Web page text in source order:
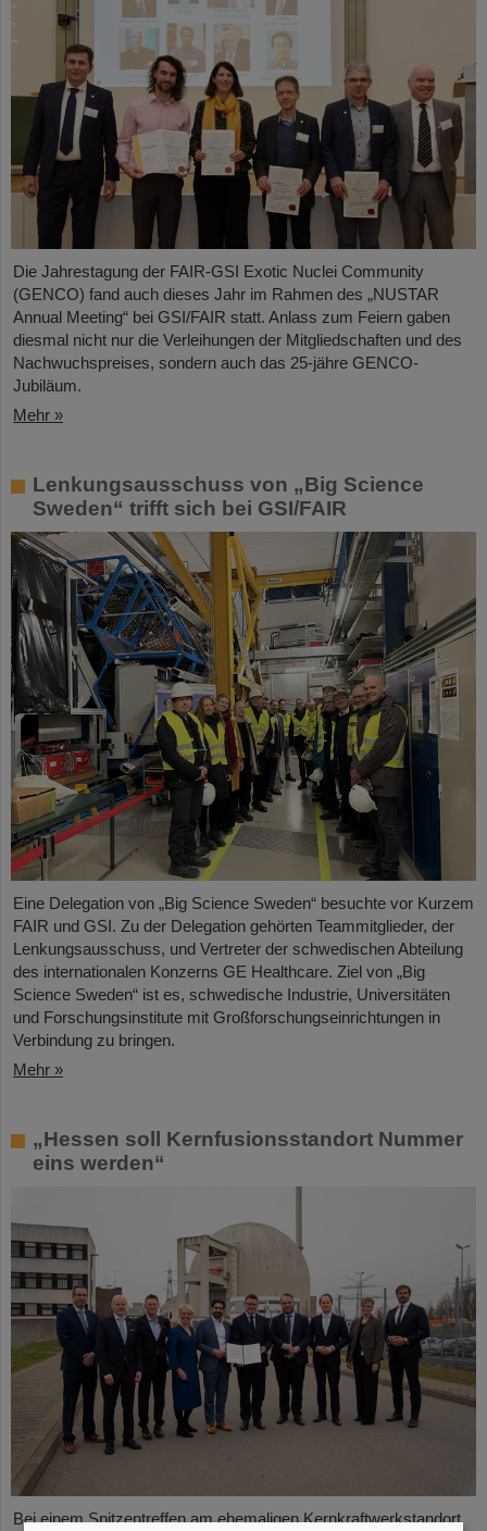
Die Jahrestagung der FAIR-GSI Exotic Nuclei Community
(GENCO) fand auch dieses Jahr im Rahmen des „NUSTAR
Annual Meeting“ bei GSI/FAIR statt. Anlass zum Feiern gaben
diesmal nicht nur die Verleihungen der Mitgliedschaften und des
Nachwuchspreises, sondern auch das 25-jähre GENCO-
Jubiläum.
Mehr »
Lenkungsausschuss von „Big Science
Sweden“ trifft sich bei GSI/FAIR
Eine Delegation von „Big Science Sweden“ besuchte vor Kurzem
FAIR und GSI. Zu der Delegation gehörten Teammitglieder, der
Lenkungsausschuss, und Vertreter der schwedischen Abteilung
des internationalen Konzerns GE Healthcare. Ziel von „Big
Science Sweden“ ist es, schwedische Industrie, Universitäten
und Forschungsinstitute mit Großforschungseinrichtungen in
Verbindung zu bringen.
Mehr »
„Hessen soll Kernfusionsstandort Nummer
eins werden“
Bei einem Spitzentreffen am ehemaligen Kernkraftwerkstandort